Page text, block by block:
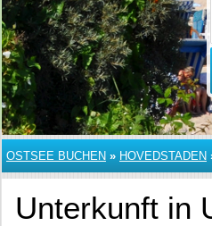
OSTSEE BUCHEN » HOVEDSTADEN
Unterkunft in